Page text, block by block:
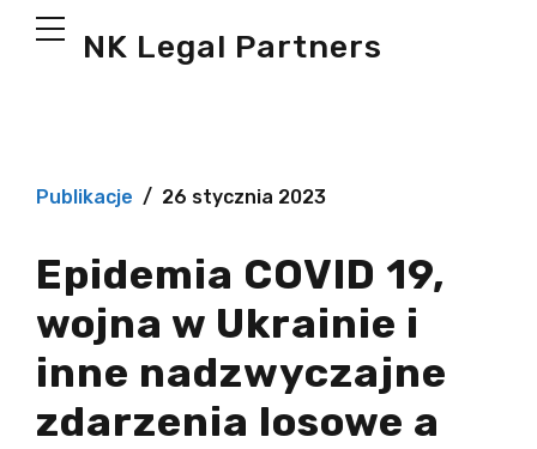
NK Legal Partners
Publikacje 26 stycznia 2023
Epidemia COVID 19,
wojna w Ukrainie i
inne nadzwyczajne
zdarzenia losowe a